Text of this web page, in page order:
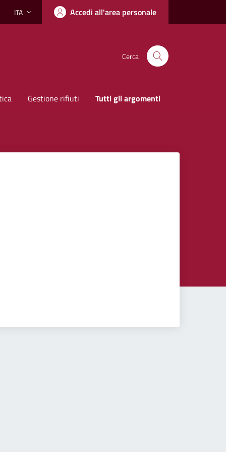
Lingua attiva:
ITA Accedi all'area personale
Cerca
Gestione rifiuti Tutti gli argomenti